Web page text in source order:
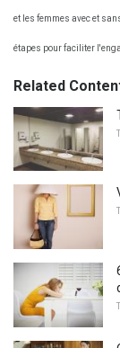
et les femmes avec et
étapes pour faciliter
Related